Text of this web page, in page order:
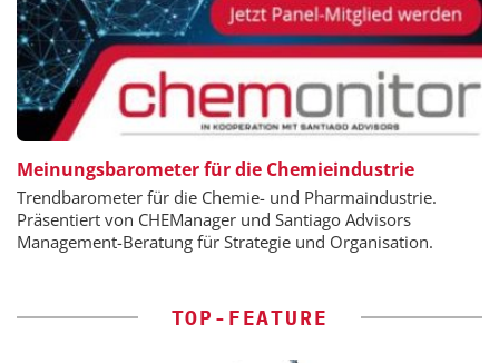
Meinungsbarometer für die Chemieindustrie
Trendbarometer für die Chemie- und Pharmaindustrie.
Präsentiert von CHEManager und Santiago Advisors
Management-Beratung für Strategie und Organisation.
TOP-FEATURE